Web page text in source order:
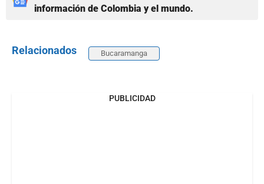
información de Colombia y el mundo.
Relacionados Bucaramanga
PUBLICIDAD